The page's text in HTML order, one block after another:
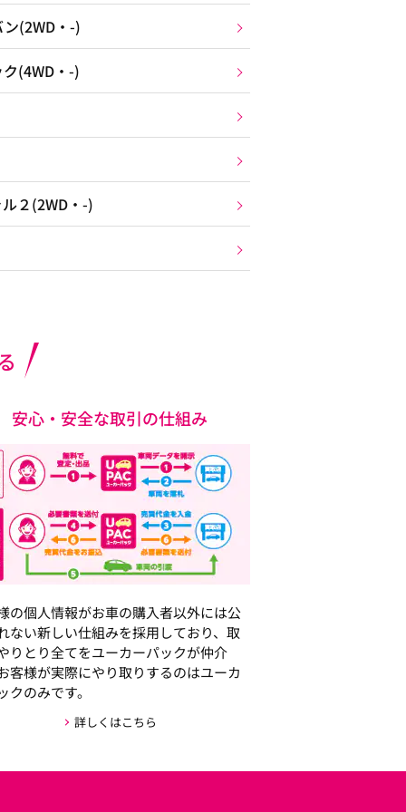
(2WD・-)
(4WD・-)
２(2WD・-)
安心・安全な取引の仕組み
の個人情報がお車の購入者以外には公
ない新しい仕組みを採用しており、取
りとり全てをユーカーパックが仲介
客様が実際にやり取りするのはユーカ
クのみです。
詳しくはこちら